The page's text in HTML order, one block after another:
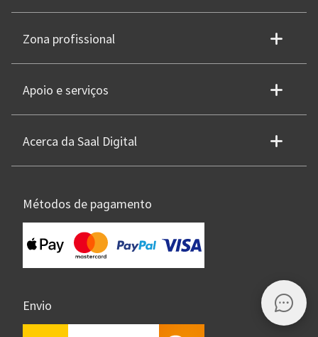
Zona profissional
Apoio e serviços
Acerca da Saal Digital
Métodos de pagamento
Envio